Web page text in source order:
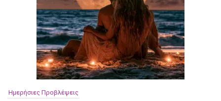
Ημερήσιες Προβλέψεις